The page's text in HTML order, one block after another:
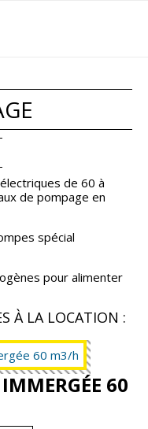
?
de 60 à
de pompage en
spécial
pour alimenter
À LA LOCATION :
60